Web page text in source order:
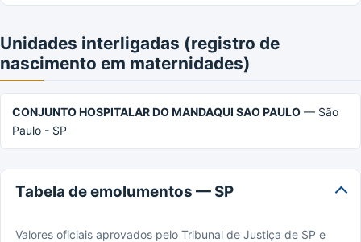
Unidades interligadas (registro de
nascimento em maternidades)
CONJUNTO HOSPITALAR DO MANDAQUI SAO PAULO — São
Paulo - SP
Tabela de emolumentos — SP
Valores oficiais aprovados pelo Tribunal de Justiça de SP e